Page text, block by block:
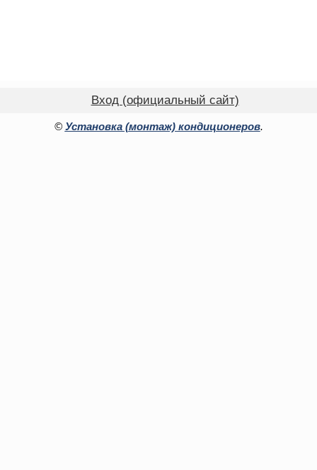
Вход (официальный сайт)
© Установка (монтаж) кондиционеров.